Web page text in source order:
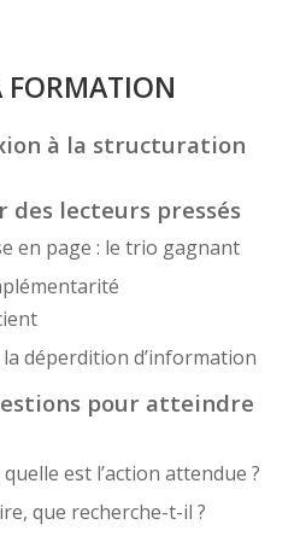
FORMATION
à la structuration
des lecteurs pressés
en page : le trio gagnant
déperdition d’information
pour atteindre
est l’action attendue ?
que recherche-t-il ?